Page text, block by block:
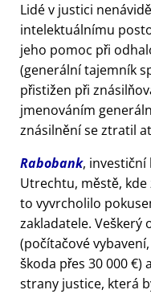
Lidé v justici
intelektuálnímu
jeho pomoc při
(generální tajemník
přistižen při
jmenováním
znásilnění se ztratil
Rabobank, investiční
Utrechtu, městě, kde
to vyvrcholilo
zakladatele. Veškerý
(počítačové
škoda přes 30 000
strany justice, která